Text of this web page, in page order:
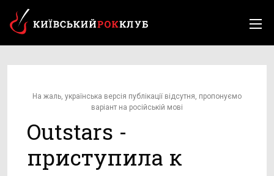
На жаль, українська версія публікації відсутня, пропонуємо
варіант на російській мові
Outstars -
приступила к